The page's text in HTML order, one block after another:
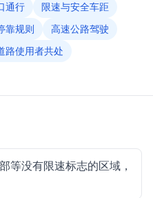
通行
限速与安全车距
靠规则
高速公路驾驶
路使用者共处
等没有限速标志的区域，